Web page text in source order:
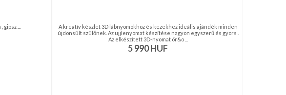
...
A kreatív készlet 3D lábnyomokhoz és kezekhez ideális ajándék minden
újdonsült szülőnek. Az ujjlenyomat készítése nagyon egyszerű és gyors .
Az elkészített 3D-nyomat ör&o ...
5 990HUF